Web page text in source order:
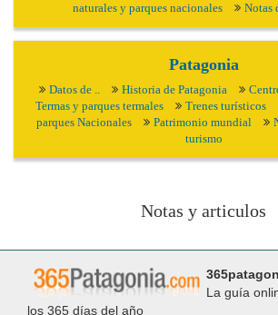
naturales y parques nacionales
Notas
Patagonia
Datos de .. Historia de Patagonia
Termas y parques termales
Trenes turísticos
parques Nacionales
Patrimonio mundial
turismo
Notas y articulos
La guía
los 365 días del año